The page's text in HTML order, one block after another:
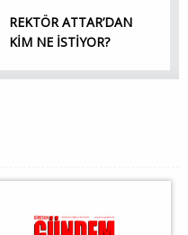
REKTÖR ATTAR’DAN
KİM NE İSTİYOR?